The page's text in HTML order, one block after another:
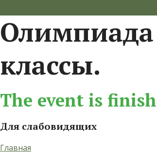
классы.
The event is
Для слабовидящих
Главная